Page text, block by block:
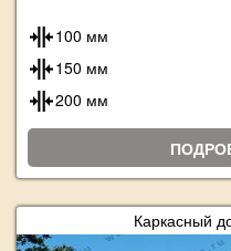
100 мм
150 мм
200 мм
Каркасный